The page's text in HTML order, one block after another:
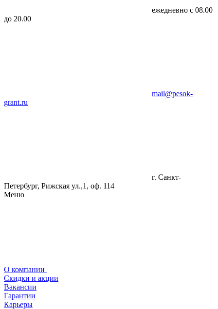
ежедневно с 08.00
до 20.00
mail@pesok-
grant.ru
г. Санкт-
Петербург, Рижская ул.,1, оф. 114
Меню
О компании
Скидки и акции
Вакансии
Гарантии
Карьеры